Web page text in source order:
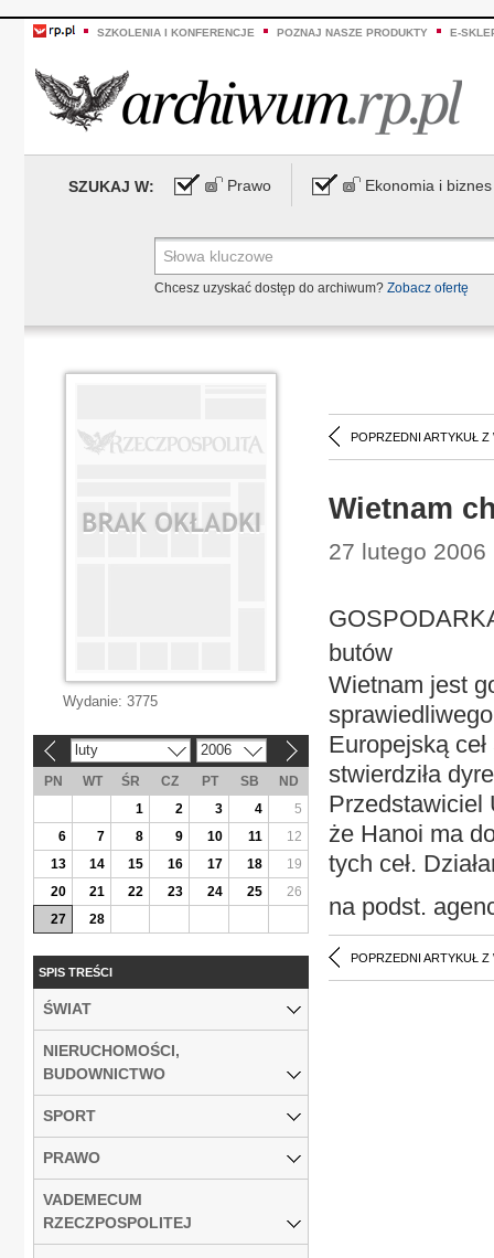
SZKOLENIA I KONFERENCJE POZNAJ NASZE PRODUKTY E-
SZUKAJ W: Prawo Ekonomia i biznes
Chcesz uzyskać dostęp do archiwum? Zobacz ofertę
POPRZEDNI ARTYKUŁ Z
Wietnam
27 lutego 2006
butów
Wietnam jest
Europejską
stwierdziła
Przedstawiciel
że Hanoi ma
tych ceł.
na podst.
POPRZEDNI ARTYKUŁ Z
Wydanie: 3775
luty 2006
PN WT ŚR CZ PT SB
ND
1
2 3 4
5
6
7 8 9 10 11
12
13
14 15 16 17 18
19
20
21 22 23 24 25
26
27
28
SPIS TREŚCI
ŚWIAT
NIERUCHOMOŚCI,
BUDOWNICTWO
SPORT
PRAWO
VADEMECUM
RZECZPOSPOLITEJ